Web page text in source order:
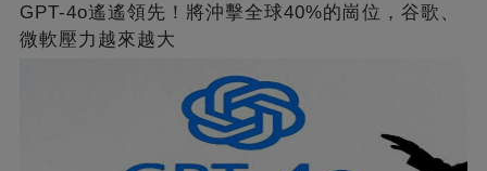
GPT-4o遙遙領先！將沖擊全球40%的崗位，谷歌、
微軟壓力越來越大